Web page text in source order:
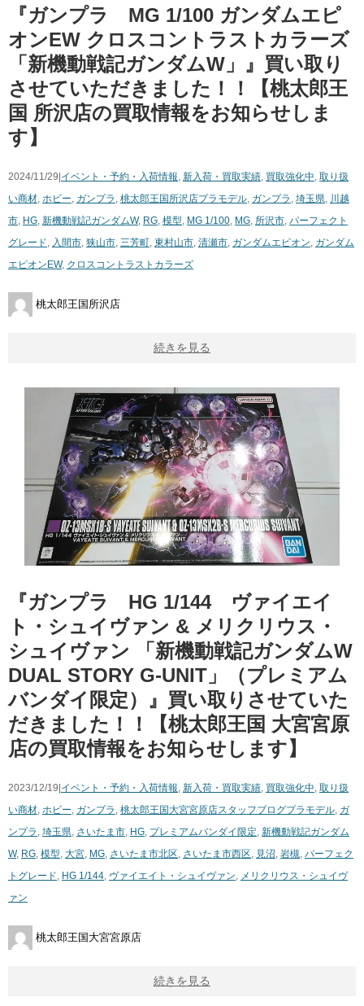
『ガンプラ MG 1/100 ガンダムエピ
オンEW クロスコントラストカラーズ
「新機動戦記ガンダムW」』買い取り
させていただきました！！【桃太郎王
国 所沢店の買取情報をお知らせしま
す】
2024/11/29| イベント・予約・入荷情報, 新入荷・買取実績, 買取強化中, 取り扱
い商材, ホビー, ガンプラ , 桃太郎王国所沢店プラモデル, ガンプラ , 埼玉県, 川越
市, HG, 新機動戦記ガンダムW, RG, 模型, MG 1/100, MG, 所沢市, パーフェクト
グレード, 入間市, 狭山市, 三芳町, 東村山市, 清瀬市, ガンダムエピオン, ガンダム
エピオンEW, クロスコントラストカラーズ
桃太郎王国所沢店
続きを見る
『ガンプラ HG ​1/144 ヴァイエイ
ト・シュイヴァン & メリクリウス・
シュイヴァン ​「新機動戦記ガンダムW
​DUAL ​STORY ​G-UNIT」（​プレミアム
バンダイ限定）』買い取りさせていた
だきました！！【桃太郎王国 大宮宮原
店の買取情報をお知らせします】
2023/12/19|イベント・予約・入荷情報 新入荷・買取実績 買取強化中 取り扱
い商材 ホビー ガンプラ 桃太郎王国大宮宮原店スタッフブログプラモデル ガ
ンプラ 埼玉県 さいたま市 HG ​プレミアムバンダイ限定 新機動戦記ガンダム
W, RG 模型 大宮 MG さいたま市北区 さいたま市西区 見沼 岩槻 パーフェク
トグレード HG ​1/144 ヴァイエイト・シュイヴァン
メリクリウス・シュイヴ
ァン
桃太郎王国大宮宮原店
続きを見る